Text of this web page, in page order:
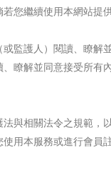
您繼續使用本網站
監護人）閱讀、瞭解
瞭解並同意接受所有內
與相關法令之規範
用本服務或進行會員